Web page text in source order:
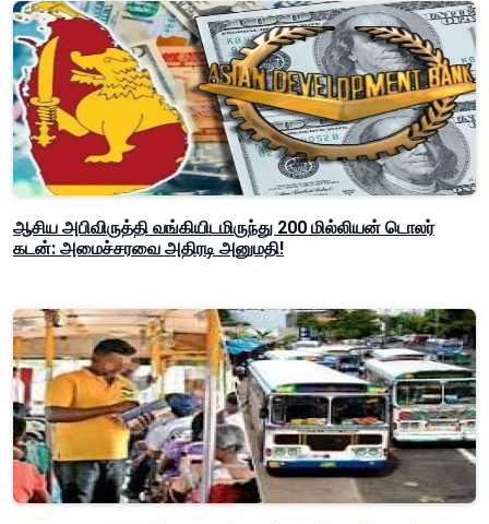
ஆசிய அபிவிருத்தி வங்கியிடமிருந்து 200 மில்லியன் டொலர்
கடன்: அமைச்சரவை அதிரடி அனுமதி!